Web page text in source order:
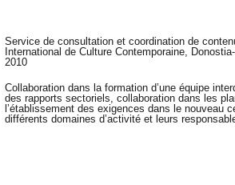
Service de consultation et coordination de
International de Culture Contemporaine,
2010
Collaboration dans la formation d’une équipe
des rapports sectoriels, collaboration dans les
l’établissement des exigences dans le nouveau
différents domaines d’activité et leurs